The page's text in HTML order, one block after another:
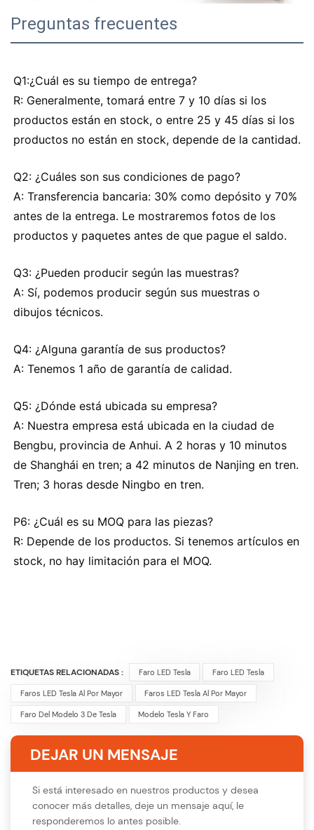
Preguntas frecuentes
Q1:¿Cuál es su tiempo de entrega?
R: Generalmente, tomará entre 7 y 10 días si los
productos están en stock, o entre 25 y 45 días si los
productos no están en stock, depende de la cantidad.
Q2: ¿Cuáles son sus condiciones de pago?
A: Transferencia bancaria: 30% como depósito y 70%
antes de la entrega. Le mostraremos fotos de los
productos y paquetes antes de que pague el saldo.
Q3: ¿Pueden producir según las muestras?
A: Sí, podemos producir según sus muestras o
dibujos técnicos.
Q4: ¿Alguna garantía de sus productos?
A: Tenemos 1 año de garantía de calidad.
Q5: ¿Dónde está ubicada su empresa?
A: Nuestra empresa está ubicada en la ciudad de
Bengbu, provincia de Anhui. A 2 horas y 10 minutos
de Shanghái en tren; a 42 minutos de Nanjing en tren.
Tren; 3 horas desde Ningbo en tren.
P6: ¿Cuál es su MOQ para las piezas?
R: Depende de los productos. Si tenemos artículos en
stock, no hay limitación para el MOQ.
ETIQUETAS RELACIONADAS : Faro LED Tesla Faro LED Tesla
Faros LED Tesla Al Por Mayor Faros LED Tesla Al Por Mayor
Faro Del Modelo 3 De Tesla Modelo Tesla Y Faro
DEJAR UN MENSAJE
Si está interesado en nuestros productos y desea
conocer más detalles, deje un mensaje aquí, le
responderemos lo antes posible.